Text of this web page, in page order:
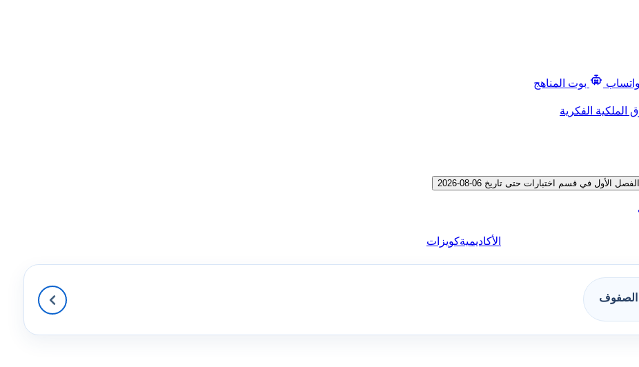
بوت المناهج
الملكية الفكرية
في قسم اختبارات حتى تاريخ 06-08-2026
الأكاديميةكويزات
الصفوف